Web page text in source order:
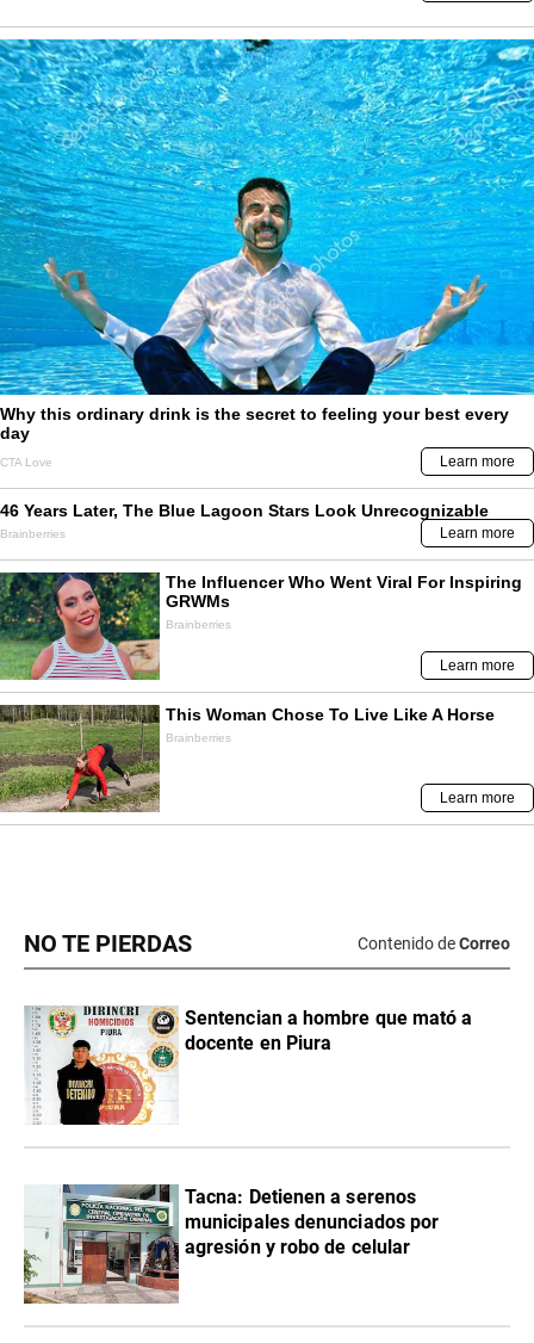
NO TE PIERDAS Contenido deCorreo
Sentencian a hombre que mató a
docente en Piura
Tacna: Detienen a serenos
municipales denunciados por
agresión y robo de celular